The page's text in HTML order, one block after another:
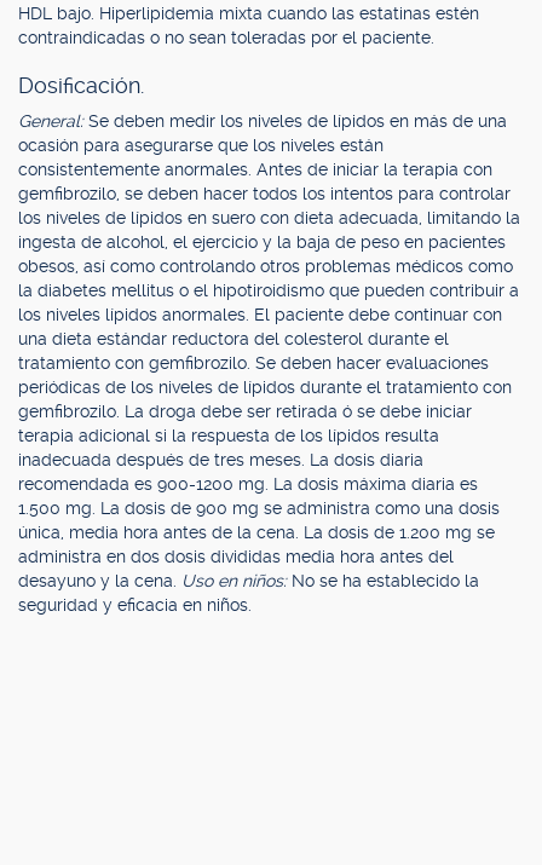
HDL bajo. Hiperlipidemia mixta cuando las estatinas estén
contraindicadas o no sean toleradas por el paciente.
Dosificación.
General:Se deben medir los niveles de lípidos en más de una
ocasión para asegurarse que los niveles están
consistentemente anormales. Antes de iniciar la terapia con
gemfibrozilo, se deben hacer todos los intentos para controlar
los niveles de lípidos en suero con dieta adecuada, limitando la
ingesta de alcohol, el ejercicio y la baja de peso en pacientes
obesos, así como controlando otros problemas médicos como
la diabetes mellitus o el hipotiroidismo que pueden contribuir a
los niveles lípidos anormales. El paciente debe continuar con
una dieta estándar reductora del colesterol durante el
tratamiento con gemfibrozilo. Se deben hacer evaluaciones
periódicas de los niveles de lípidos durante el tratamiento con
gemfibrozilo. La droga debe ser retirada ó se debe iniciar
terapia adicional si la respuesta de los lípidos resulta
inadecuada después de tres meses. La dosis diaria
recomendada es 900-1200 mg. La dosis máxima diaria es
1.500 mg. La dosis de 900 mg se administra como una dosis
única, media hora antes de la cena. La dosis de 1.200 mg se
administra en dos dosis divididas media hora antes del
desayuno y la cena.
Uso en niños: No se ha establecido la
seguridad y eficacia en niños.